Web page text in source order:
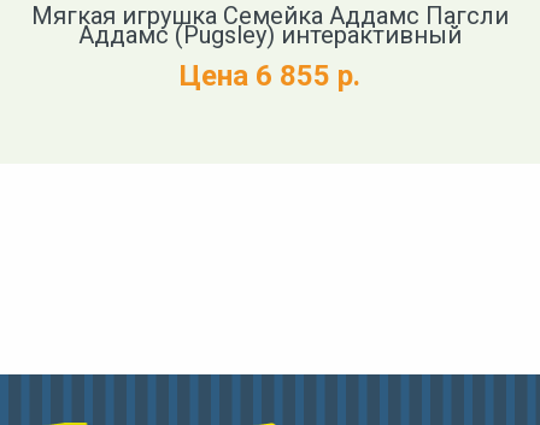
Мягкая игрушка Семейка Аддамс Пагсли
Аддамс (Pugsley) интерактивный
Цена 6 855 р.